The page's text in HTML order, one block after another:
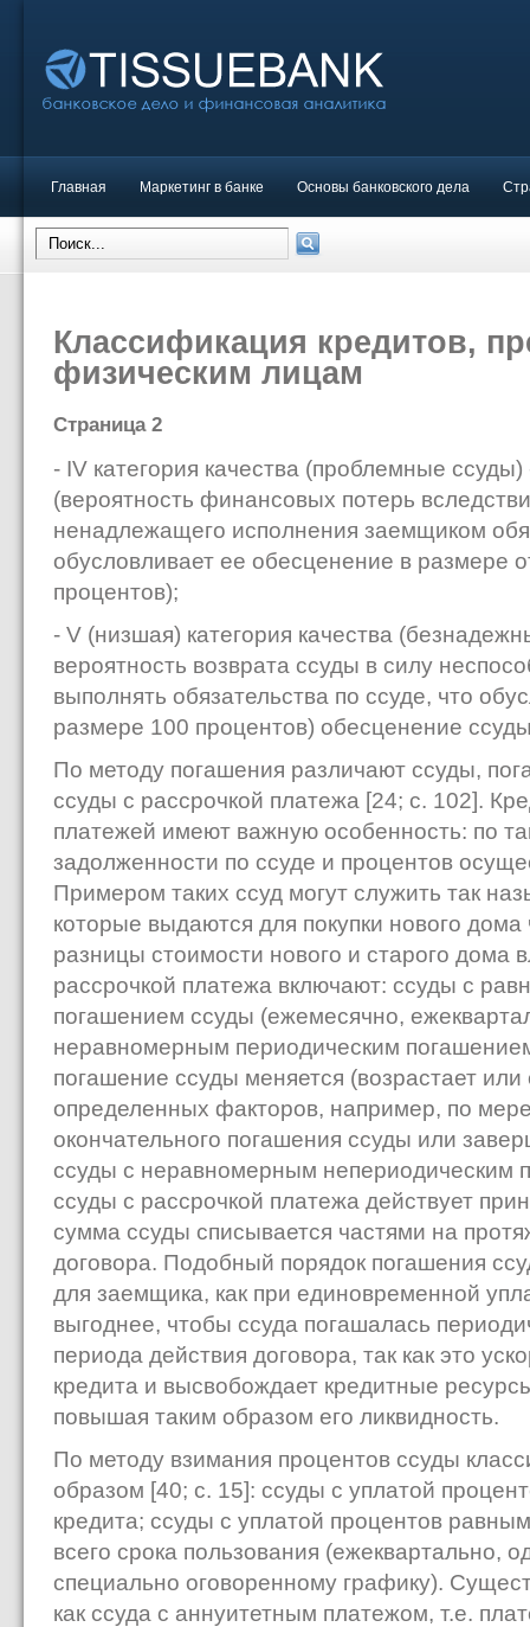
Главная Маркетинг в банке Основы банковского дела
Классификация кредитов,
физическим лицам
Страница 2
- IV категория качества (проблемные
(вероятность финансовых потерь
ненадлежащего исполнения заемщиком
обусловливает ее обесценение в размере
процентов);
- V (низшая) категория качества
вероятность возврата ссуды в силу
выполнять обязательства по ссуде, что
размере 100 процентов) обесценение
По методу погашения различают ссуды,
ссуды с рассрочкой платежа [24; с. 102].
платежей имеют важную особенность: по
задолженности по ссуде и процентов
Примером таких ссуд могут служить так
которые выдаются для покупки нового
разницы стоимости нового и старого дома
рассрочкой платежа включают: ссуды с
погашением ссуды (ежемесячно,
неравномерным периодическим
погашение ссуды меняется (возрастает
определенных факторов, например, по
окончательного погашения ссуды или
ссуды с неравномерным непериодическим
ссуды с рассрочкой платежа действует
сумма ссуды списывается частями на
договора. Подобный порядок погашения
для заемщика, как при единовременной
выгоднее, чтобы ссуда погашалась
периода действия договора, так как это
кредита и высвобождает кредитные
повышая таким образом его ликвидность.
По методу взимания процентов ссуды
образом [40; с. 15]: ссуды с уплатой
кредита; ссуды с уплатой процентов
всего срока пользования (ежеквартально,
специально оговоренному графику).
как ссуда с аннуитетным платежом, т.е.